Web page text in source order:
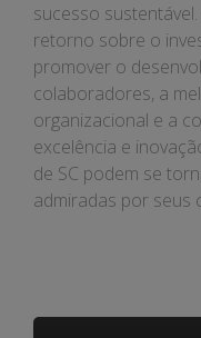
sucesso
retorno sobre o
promover o
colaboradores, a
organizacional e a
excelência e
de SC podem se
admiradas por seus